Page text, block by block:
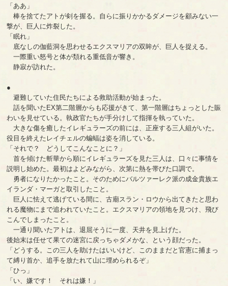
「ああ」
棒を捨てたアトが剣を握る。自らに振りかかるダメージを顧みない一
撃が、巨人に炸裂した。
「眠れ」
底なしの伽藍洞を思わせるエクスマリアの双眸が、巨人を捉える。
一際重い怒号と体が頽れる重低音が響き。
静寂が訪れた。
●
避難していた住民たちによる救助活動が始まった。
話を聞いたEX第二階層からも応援がきて、第一階層はちょっとした賑
わいを見せている。執政官たちが手分けして指揮を執っていた。
大きな傷を癒したイレギュラーズの前には、正座する三人組がいた。
役目を終えたレイチェルの蝙蝠は姿を消している。
「それで？ どうしてこんなことに？」
首を傾けた斬華から順にイレギュラーズを見た三人は、口々に事情を
説明し始めた。最初はよどみながら、次第に熱を帯びた口調で。
勇者になりたかったこと。そのためにバルツァーレク派の成金貴族エ
イランダ・マーガと取引したこと。
巨人に怯えて逃げている間に、古廟スラン・ロウから出てきたと思わ
れる魔物にまで追われていたこと。エクスマリアの領地を見つけ、飛び
こんでしまったこと。
一通り聞いたアトは、退屈そうに一度、天井を見上げた。
後始末は任せて果ての迷宮に戻っちゃダメかな、という顔だった。
「どうする。この三人を助けたはいいけど、このままだと官憲に捕まっ
て縛り首か、追手を放たれて山に埋められるぞ」
「ひっ」
「い、嫌です！ それは嫌！」